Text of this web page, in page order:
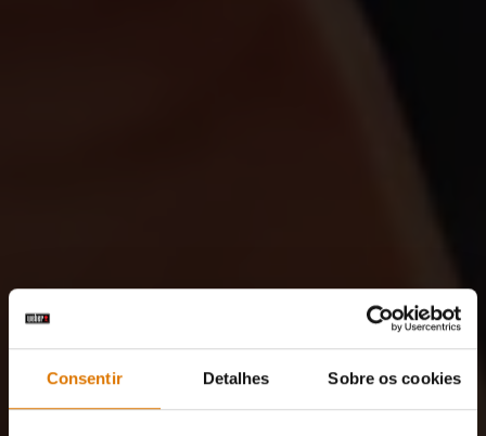
Consentir Detalhes Sobre os cookies